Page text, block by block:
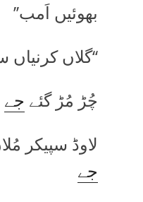
بھوئیں اَمب’’
‘‘گلاں کرنیاں
چُڑ مُڑ گئے جے
لاوڈ سپیکر
جے